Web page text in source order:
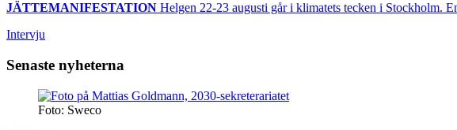
JÄTTEMANIFESTATION Helgen 22-23 augusti går i klimatets tecken i Stockholm.
Intervju
Senaste nyheterna
Foto: Sweco